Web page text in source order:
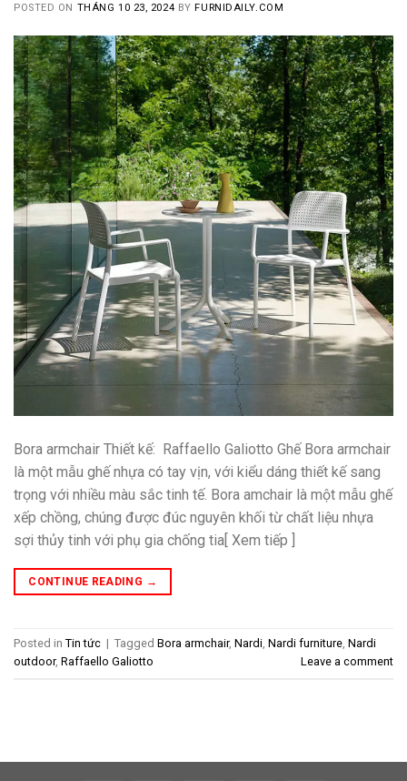
POSTED ON THÁNG 10 23, 2024 BYFURNIDAILY.COM
Bora armchair Thiết kế: Raffaello Galiotto Ghế Bora armchair
là một mẫu ghế nhựa có tay vịn, với kiểu dáng thiết kế sang
trọng với nhiều màu sắc tinh tế. Bora amchair là một mẫu ghế
xếp chồng, chúng được đúc nguyên khối từ chất liệu nhựa
sợi thủy tinh với phụ gia chống tia[ Xem tiếp ]
CONTINUE READING →
Posted in Tin tức | Tagged Bora armchair, Nardi Nardi furniture Nardi
outdoor, Raffaello Galiotto Leave a comment